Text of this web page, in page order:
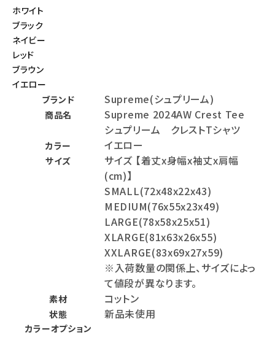
ホワイト
ブラック
ネイビー
レッド
ブラウン
イエロー
ブランド
Supreme(シュプリーム)
商品名
Supreme 2024AW Crest Tee
シュプリーム クレストTシャツ
カラー イエロー
サイズ
サイズ 【着丈x身幅x袖丈x肩幅
(cm)】
SMALL(72x48x22x43)
MEDIUM(76x55x23x49)
LARGE(78x58x25x51)
XLARGE(81x63x26x55)
XXLARGE(83x69x27x59)
※入荷数量の関係上、サイズによっ
て値段が異なります。
素材 コットン
状態 新品未使用
カラーオプション